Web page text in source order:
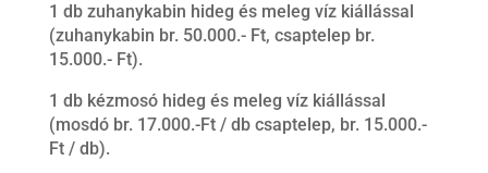
1 db zuhanykabin hideg és meleg víz kiállással
(zuhanykabin br. 50.000.- Ft, csaptelep br.
15.000.- Ft).
1 db kézmosó hideg és meleg víz kiállással
(mosdó br. 17.000.-Ft / db csaptelep, br. 15.000.-
Ft / db).